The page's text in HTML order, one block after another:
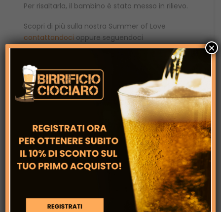
Per risaltarla, il bambino è stato messo in rilievo.
Scopri di più sulla nostra Summer of Love
contattandoci oppure seguendoci
suFacebookeInstagram
Naturalmente senza Glutine
. (Effettuiamo le
analisi su ogni lotto per garantirlo )
Ingredienti: Acqua,malto d’orzo, luppolo,
OroConcorso Internazionale di Lione 2021e
2022
×